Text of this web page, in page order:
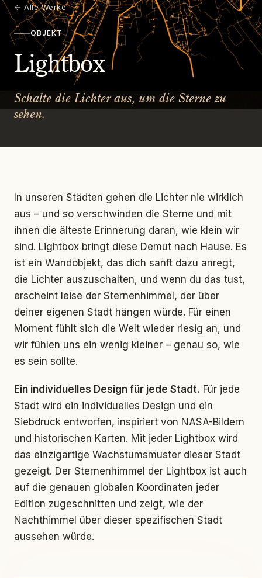
←Alle Werke
OBJEKT
Lightbox
Schalte die Lichter aus, um die Sterne zu
sehen.
In unseren Städten gehen die Lichter nie wirklich
aus – und so verschwinden die Sterne und mit
ihnen die älteste Erinnerung daran, wie klein wir
sind. Lightbox bringt diese Demut nach Hause. Es
ist ein Wandobjekt, das dich sanft dazu anregt,
die Lichter auszuschalten, und wenn du das tust,
erscheint leise der Sternenhimmel, der über
deiner eigenen Stadt hängen würde. Für einen
Moment fühlt sich die Welt wieder riesig an, und
wir fühlen uns ein wenig kleiner – genau so, wie
es sein sollte.
Ein individuelles Design für jede Stadt. Für jede
Stadt wird ein individuelles Design und ein
Siebdruck entworfen, inspiriert von NASA-Bildern
und historischen Karten. Mit jeder Lightbox wird
das einzigartige Wachstumsmuster dieser Stadt
gezeigt. Der Sternenhimmel der Lightbox ist auch
auf die genauen globalen Koordinaten jeder
Edition zugeschnitten und zeigt, wie der
Nachthimmel über dieser spezifischen Stadt
aussehen würde.